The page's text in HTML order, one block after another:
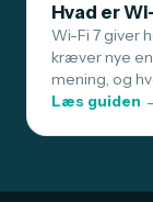
Hvad er
Wi-Fi 7 giver
kræver nye
mening, og
Læs guiden